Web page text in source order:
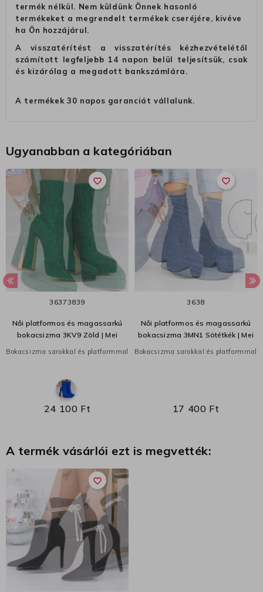
termék nélkül. Nem küldünk Önnek hasonló
termékeket a megrendelt termékek cseréjére, kivéve
ha Ön hozzájárul.
A visszatérítést a visszatérítés kézhezvételétől
számított legfeljebb 14 napon belül teljesítsük, csak
és kizárólag a megadott bankszámlára.
A termékek 30 napos garanciát vállalunk.
Ugyanabban a kategóriában
favorite_border
36373839
Női platformos és magassarkú
bokacsizma 3KV9 Zöld | Mei
Bokacsizma sarokkal és platformmal
24 100 Ft
favorite_border
3638
Női platformos és magassarkú
bokacsizma 3MN1 Sötétkék | Mei
Bokacsizma sarokkal és platformmal
17 400 Ft
A termék vásárlói ezt is megvették:
favorite_border